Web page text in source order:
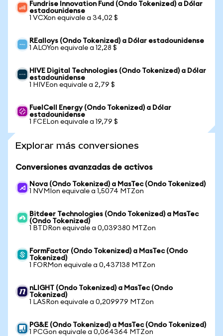
Fundrise Innovation Fund (Ondo Tokenized) a Dólar
estadounidense
1 VCXon equivale a 34,02 $
REalloys (Ondo Tokenized) a Dólar estadounidense
1 ALOYon equivale a 12,28 $
HIVE Digital Technologies (Ondo Tokenized) a Dólar
estadounidense
1 HIVEon equivale a 2,79 $
FuelCell Energy (Ondo Tokenized) a Dólar
estadounidense
1 FCELon equivale a 19,79 $
Explorar más conversiones
Conversiones avanzadas de activos
Nova (Ondo Tokenized) a MasTec (Ondo Tokenized)
1 NVMIon equivale a 1,5074 MTZon
Bitdeer Technologies (Ondo Tokenized) a MasTec
(Ondo Tokenized)
1 BTDRon equivale a 0,039380 MTZon
FormFactor (Ondo Tokenized) a MasTec (Ondo
Tokenized)
1 FORMon equivale a 0,437138 MTZon
nLIGHT (Ondo Tokenized) a MasTec (Ondo
Tokenized)
1 LASRon equivale a 0,209979 MTZon
PG&E (Ondo Tokenized) a MasTec (Ondo Tokenized)
1 PCGon equivale a 0,064364 MTZon